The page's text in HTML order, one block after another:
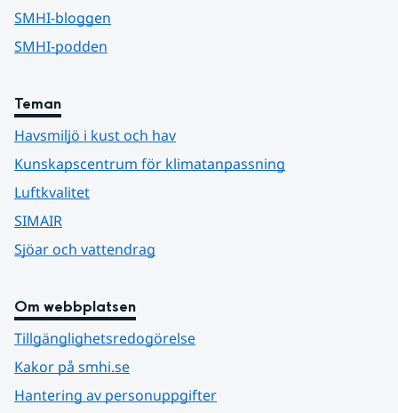
SMHI-bloggen
SMHI-podden
Teman
Havsmiljö i kust och hav
Kunskapscentrum för klimatanpassning
Luftkvalitet
SIMAIR
Sjöar och vattendrag
Om webbplatsen
Tillgänglighetsredogörelse
Kakor på smhi.se
Hantering av personuppgifter